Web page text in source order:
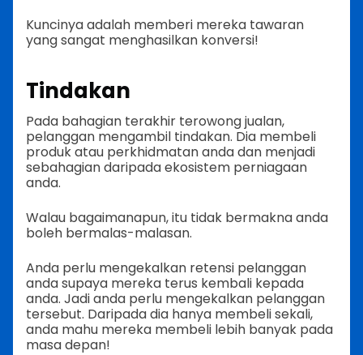
Kuncinya adalah memberi mereka tawaran
yang sangat menghasilkan konversi!
Tindakan
Pada bahagian terakhir terowong jualan,
pelanggan mengambil tindakan. Dia membeli
produk atau perkhidmatan anda dan menjadi
sebahagian daripada ekosistem perniagaan
anda.
Walau bagaimanapun, itu tidak bermakna anda
boleh bermalas-malasan.
Anda perlu mengekalkan retensi pelanggan
anda supaya mereka terus kembali kepada
anda. Jadi anda perlu mengekalkan pelanggan
tersebut. Daripada dia hanya membeli sekali,
anda mahu mereka membeli lebih banyak pada
masa depan!